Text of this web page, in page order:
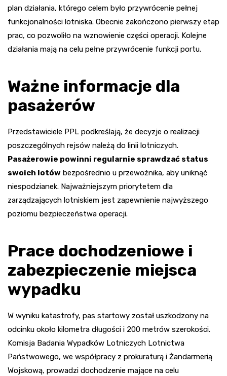
plan działania, którego celem było przywrócenie pełnej
funkcjonalności lotniska. Obecnie zakończono pierwszy etap
prac, co pozwoliło na wznowienie części operacji. Kolejne
działania mają na celu pełne przywrócenie funkcji portu.
Ważne informacje dla
pasażerów
Przedstawiciele PPL podkreślają, że decyzje o realizacji
poszczególnych rejsów należą do linii lotniczych.
Pasażerowie powinni regularnie sprawdzać status
swoich lotów bezpośrednio u przewoźnika, aby uniknąć
niespodzianek. Najważniejszym priorytetem dla
zarządzających lotniskiem jest zapewnienie najwyższego
poziomu bezpieczeństwa operacji.
Prace dochodzeniowe i
zabezpieczenie miejsca
wypadku
W wyniku katastrofy, pas startowy został uszkodzony na
odcinku około kilometra długości i 200 metrów szerokości.
Komisja Badania Wypadków Lotniczych Lotnictwa
Państwowego, we współpracy z prokuraturą i Żandarmerią
Wojskową, prowadzi dochodzenie mające na celu